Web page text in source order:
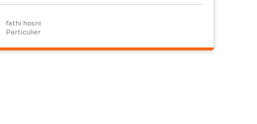
fathi hosni
Particulier